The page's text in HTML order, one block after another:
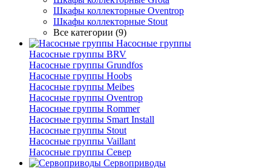
Шкафы коллекторные Oventrop
Шкафы коллекторные Stout
Все категории (9)
Насосные группы
Насосные группы BRV
Насосные группы Grundfos
Насосные группы Hoobs
Насосные группы Meibes
Насосные группы Oventrop
Насосные группы Rommer
Насосные группы Smart Install
Насосные группы Stout
Насосные группы Vaillant
Насосные группы Север
Сервоприводы